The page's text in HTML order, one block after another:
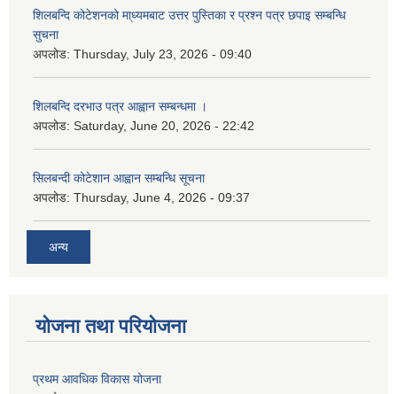
शिलबन्दि कोटेशनको मा्ध्यमबाट उत्तर पुस्तिका र प्रश्न पत्र छपाइ सम्बन्धि
सुचना
अपलोड: Thursday, July 23, 2026 - 09:40
शिलबन्दि दरभाउ पत्र आह्वान सम्बन्धमा ।
अपलोड: Saturday, June 20, 2026 - 22:42
सिलबन्दी कोटेशान आह्वान सम्बन्धि सूचना
अपलोड: Thursday, June 4, 2026 - 09:37
अन्य
योजना तथा परियोजना
प्रथम आवधिक विकास योजना